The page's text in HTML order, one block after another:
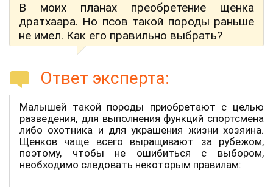
В моих планах преобретение щенка
дратхаара. Но псов такой породы раньше
не имел. Как его правильно выбрать?
Ответ эксперта:
Малышей такой породы приобретают с целью
разведения, для выполнения функций спортсмена
либо охотника и для украшения жизни хозяина.
Щенков чаще всего выращивают за рубежом,
поэтому, чтобы не ошибиться с выбором,
необходимо следовать некоторым правилам: